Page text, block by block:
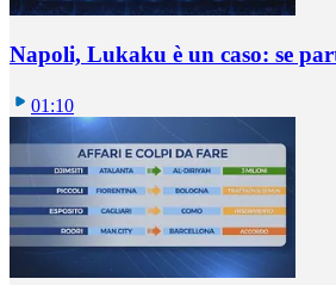
Napoli, Lukaku è un caso: se
01:10